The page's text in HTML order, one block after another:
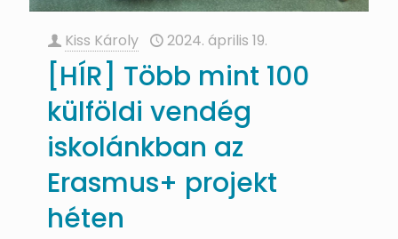
Kiss Károly 2024. április 19.
[HÍR] Több mint 100
külföldi vendég
iskolánkban az
Erasmus+ projekt
héten